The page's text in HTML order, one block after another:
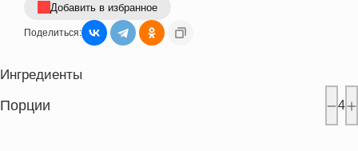
Добавить в избранное
Поделиться:
Ингредиенты
Порции 4